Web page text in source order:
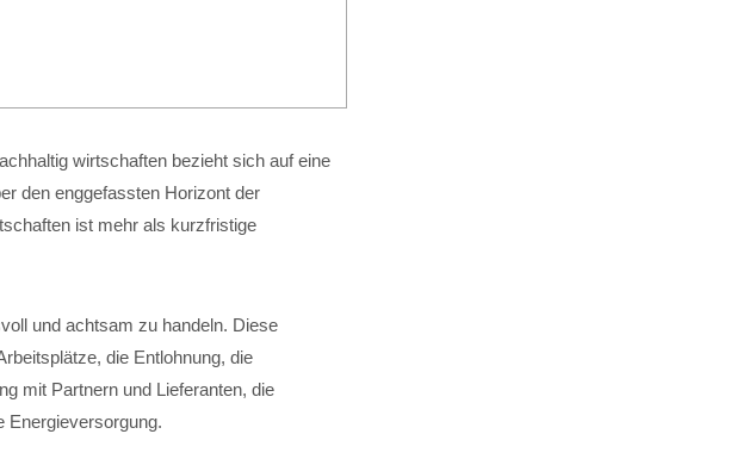
wirtschaften bezieht sich auf eine
den enggefassten Horizont der
ist mehr als kurzfristige
und achtsam zu handeln. Diese
die Entlohnung, die
mit Partnern und Lieferanten, die
Energieversorgung.